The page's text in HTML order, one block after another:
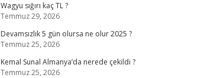
Wagyu sığırı kaç TL ?
Temmuz 29, 2026
Devamsızlık 5 gün olursa ne olur 2025 ?
Temmuz 25, 2026
Kemal Sunal Almanya’da nerede çekildi ?
Temmuz 25, 2026